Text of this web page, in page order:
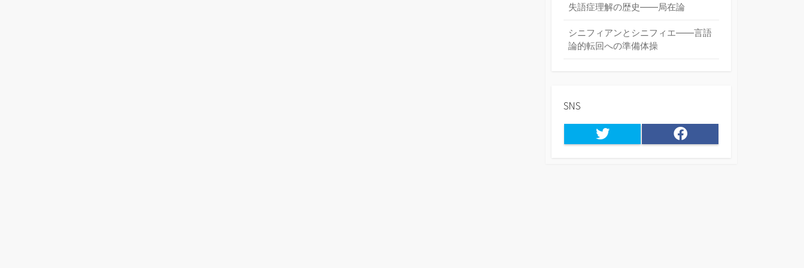
失語症理解の歴史――局在論
シニフィアンとシニフィエ――言語
論的転回への準備体操
SNS
Twitter Facebook